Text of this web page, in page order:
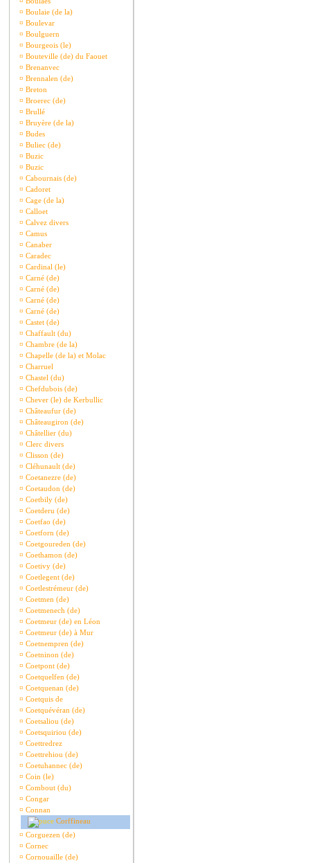
¤ Boulaie (de la)
¤ Boulevar
¤ Boulguern
¤ Bourgeois (le)
¤ Bouteville (de) du Faouet
¤ Brenanvec
¤ Brennalen (de)
¤ Breton
¤ Broerec (de)
¤ Brullé
¤ Bruyère (de la)
¤ Budes
¤ Buliec (de)
¤ Buzic
¤ Buzic
¤ Cabournais (de)
¤ Cadoret
¤ Cage (de la)
¤ Calloet
¤ Calvez divers
¤ Camus
¤ Canaber
¤ Caradec
¤ Cardinal (le)
¤ Carné (de)
¤ Carné (de)
¤ Carné (de)
¤ Carné (de)
¤ Castet (de)
¤ Chaffault (du)
¤ Chambre (de la)
¤ Chapelle (de la) et Molac
¤ Charruel
¤ Chastel (du)
¤ Chefdubois (de)
¤ Chever (le) de Kerbullic
¤ Châteaufur (de)
¤ Châteaugiron (de)
¤ Châtellier (du)
¤ Clerc divers
¤ Clisson (de)
¤ Cléhunault (de)
¤ Coetanezre (de)
¤ Coetaudon (de)
¤ Coetbily (de)
¤ Coetderu (de)
¤ Coetfao (de)
¤ Coetforn (de)
¤ Coetgoureden (de)
¤ Coethamon (de)
¤ Coetivy (de)
¤ Coetlegent (de)
¤ Coetlestrémeur (de)
¤ Coetmen (de)
¤ Coetmenech (de)
¤ Coetmeur (de) en Léon
¤ Coetmeur (de) à Mur
¤ Coetnempren (de)
¤ Coetninon (de)
¤ Coetpont (de)
¤ Coetquelfen (de)
¤ Coetquenan (de)
¤ Coetquis de
¤ Coetquévéran (de)
¤ Coetsaliou (de)
¤ Coetsquiriou (de)
¤ Coettredrez
¤ Coettrehiou (de)
¤ Coetuhannec (de)
¤ Coin (le)
¤ Combout (du)
¤ Congar
¤ Connan
Corffineau
¤ Corguezen (de)
¤ Cornec
¤ Cornouaille (de)